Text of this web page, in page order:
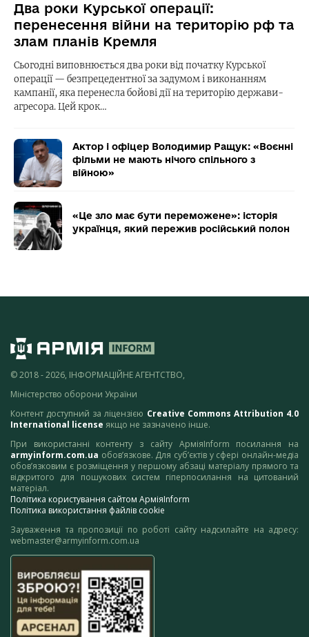
Два роки Курської операції:
перенесення війни на територію рф та
злам планів Кремля
Сьогодні виповнюється два роки від початку Курської
операції — безпрецедентної за задумом і виконанням
кампанії, яка перенесла бойові дії на територію держави-
агресора. Цей крок…
Актор і офіцер Володимир Ращук: «Воєнні
фільми не мають нічого спільного з
війною»
«Це зло має бути переможене»: історія
українця, який пережив російський полон
© 2018 - 2026, ІНФОРМАЦІЙНЕ АГЕНТСТВО,
Міністерство оборони України
Контент доступний за ліцензією Creative Commons Attribution 4.0
International license якщо не зазначено інше.
При використанні контенту з сайту АрміяInform посилання на
armyinform.com.ua обов’язкове. Для суб’єктів у сфері онлайн-медіа
обов’язковим є розміщення у першому абзаці матеріалу прямого та
відкритого для пошукових систем гіперпосилання на цитований
матеріал.
Політика користування сайтом АрміяInform
Політика використання файлів cookie
Зауваження та пропозиції по роботі сайту надсилайте на адресу:
webmaster@armyinform.com.ua